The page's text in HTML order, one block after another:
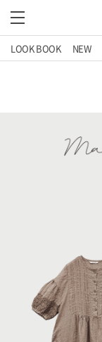
LOOK BOOK NEW